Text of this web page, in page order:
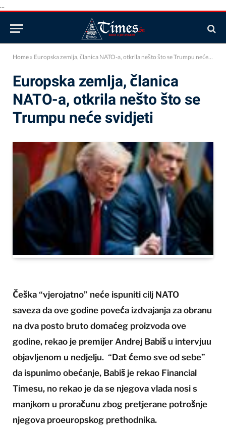
...
Home » Europska zemlja, članica NATO-a, otkrila nešto što se Trumpu neće svidjeti
Europska zemlja, članica
NATO-a, otkrila nešto što se
Trumpu neće svidjeti
Češka “vjerojatno” neće ispuniti cilj NATO
saveza da ove godine poveća izdvajanja za obranu
na dva posto bruto domaćeg proizvoda ove
godine, rekao je premijer Andrej Babiš u intervjuu
objavljenom u nedjelju. “Dat ćemo sve od sebe”
da ispunimo obećanje, Babiš je rekao Financial
Timesu, no rekao je da se njegova vlada nosi s
manjkom u proračunu zbog pretjerane potrošnje
njegova proeuropskog prethodnika.